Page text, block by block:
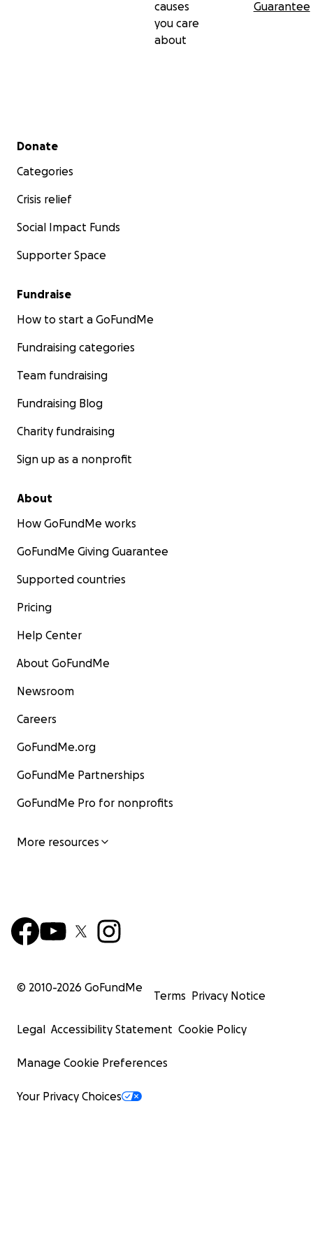
causes
you care
about
Guarantee
Secondary menu
Donate
Categories
Crisis relief
Social Impact Funds
Supporter Space
Fundraise
How to start a GoFundMe
Fundraising categories
Team fundraising
Fundraising Blog
Charity fundraising
Sign up as a nonprofit
About
How GoFundMe works
GoFundMe Giving Guarantee
Supported countries
Pricing
Help Center
About GoFundMe
Newsroom
Careers
GoFundMe.org
GoFundMe Partnerships
GoFundMe Pro for nonprofits
More resources
© 2010-2026 GoFundMe
Terms Privacy Notice
Legal Accessibility Statement Cookie Policy
Manage Cookie Preferences
Your Privacy Choices